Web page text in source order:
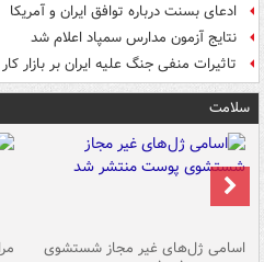
ادعای بسنت درباره توافق ایران و آمریکا
نتایج آزمون مدارس سمپاد اعلام شد
تاثیرات منفی جنگ علیه ایران بر بازار کار
سلامت
اسامی ژل‌های غیر مجاز شستشوی